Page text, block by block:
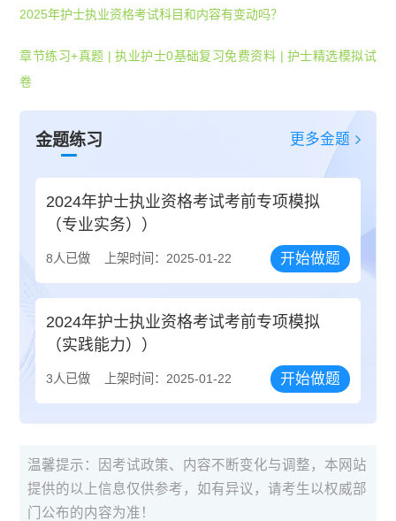
2025年护士执业资格考试科目和内容有变动吗？
章节练习+真题 |执业护士0基础复习免费资料 | 护士精选模拟试
卷
金题练习 更多金题
2024年护士执业资格考试考前专项模拟
（专业实务））
8人已做 上架时间：2025-01-22 开始做题
2024年护士执业资格考试考前专项模拟
（实践能力））
3人已做 上架时间：2025-01-22 开始做题
温馨提示：因考试政策、内容不断变化与调整，本网站
提供的以上信息仅供参考，如有异议，请考生以权威部
门公布的内容为准！